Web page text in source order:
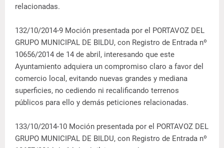
relacionadas.
132/10/2014-9 Moción presentada por el PORTAVOZ DEL
GRUPO MUNICIPAL DE BILDU, con Registro de Entrada nº
10656/2014 de 14 de abril, interesando que este
Ayuntamiento adquiera un compromiso claro a favor del
comercio local, evitando nuevas grandes y mediana
superficies, no cediendo ni recalificando terrenos
públicos para ello y demás peticiones relacionadas.
133/10/2014-10 Moción presentada por el PORTAVOZ DEL
GRUPO MUNICIPAL DE BILDU, con Registro de Entrada nº